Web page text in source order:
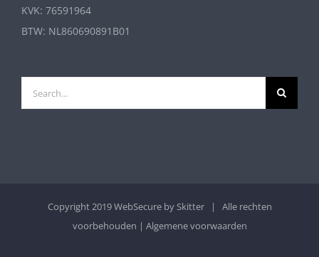
KVK: 76591964
BTW: NL860690891B01
for:
Copyright 2019 WebSecure bySkitter| Alle rechten
voorbehouden | Algemene voorwaarden